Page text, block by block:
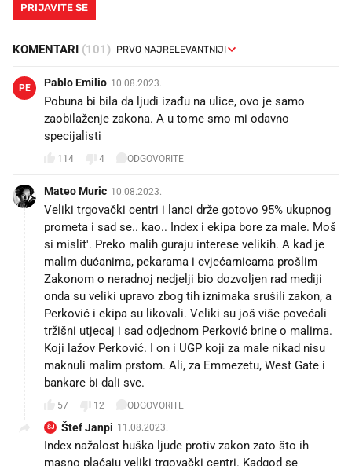
PRIJAVITE SE
KOMENTARI (101)
PE Pablo Emilio 10.08.2023.
Pobuna bi bila da ljudi izađu na ulice, ovo je samo
zaobilaženje zakona. A u tome smo mi odavno
specijalisti
114 4 ODGOVORITE
Mateo Muric 10.08.2023.
Veliki trgovački centri i lanci drže gotovo 95% ukupnog
prometa i sad se.. kao.. Index i ekipa bore za male. Moš
si mislit'. Preko malih guraju interese velikih. A kad je
malim dućanima, pekarama i cvjećarnicama prošlim
Zakonom o neradnoj nedjelji bio dozvoljen rad mediji
onda su veliki upravo zbog tih iznimaka srušili zakon, a
Perković i ekipa su likovali. Veliki su još više povećali
tržišni utjecaj i sad odjednom Perković brine o malima.
Koji lažov Perković. I on i UGP koji za male nikad nisu
maknuli malim prstom. Ali, za Emmezetu, West Gate i
bankare bi dali sve.
57 12 ODGOVORITE
ŠJ Štef Janpi 11.08.2023.
Index nažalost huška ljude protiv zakon zato što ih
masno plaćaju veliki trgovački centri. Kadgod se